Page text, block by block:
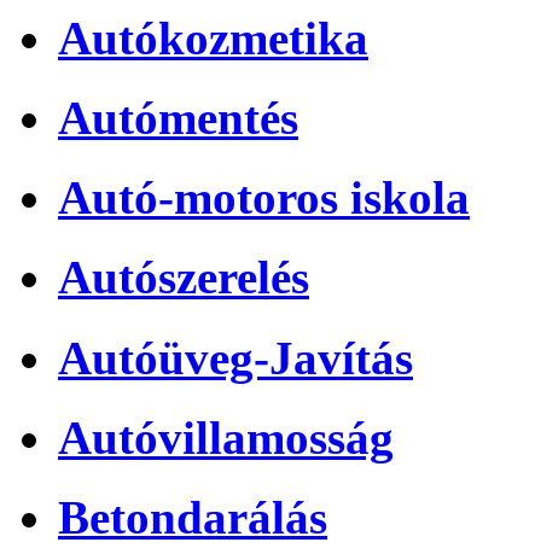
Autókozmetika
Autómentés
Autó-motoros iskola
Autószerelés
Autóüveg-Javítás
Autóvillamosság
Betondarálás